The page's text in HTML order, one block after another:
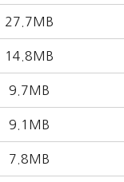
27.7MB
14.8MB
9.7MB
9.1MB
7.8MB